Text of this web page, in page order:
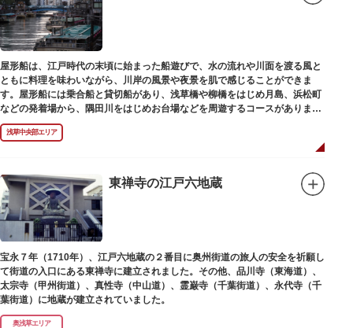
屋形船は、江戸時代の末頃に始まった船遊びで、水の流れや川面を渡る風と
ともに料理を味わいながら、川岸の風景や夜景を肌で感じることができま
す。屋形船には乗合船と貸切船があり、浅草橋や柳橋をはじめ月島、浜松町
などの発着場から、隅田川をはじめお台場などを周遊するコースがありま
す。
浅草中央部エリア
東禅寺の江戸六地蔵
宝永７年（1710年）、江戸六地蔵の２番目に奥州街道の旅人の安全を祈願し
て街道の入口にある東禅寺に建立されました。その他、品川寺（東海道）、
太宗寺（甲州街道）、真性寺（中山道）、霊巌寺（千葉街道）、永代寺（千
葉街道）に地蔵が建立されていました。
奥浅草エリア